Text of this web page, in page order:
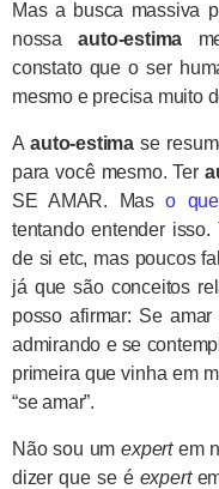
Mas a busca massiva
nossaauto-estima
constato que o ser
mesmo e precisa muito
Aauto-estima se
para você mesmo. Ter
SE AMAR. Maso
tentando entender
de si etc, mas poucos
já que são conceitos
posso afirmar: Se
admirando e se
primeira que vinha em
“se amar”.
Não sou umexpertem
dizer que se é expert